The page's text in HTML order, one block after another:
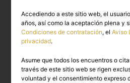
Travestis Lleida 🔥 Escorts
disponibles
Accediendo a este sitio web, el
años, así como la aceptación plena y
Condiciones de contratación, elAviso
privacidad.
Asume que todos los encuentros o
través de este sitio web se rigen
voluntad y el consentimiento expreso